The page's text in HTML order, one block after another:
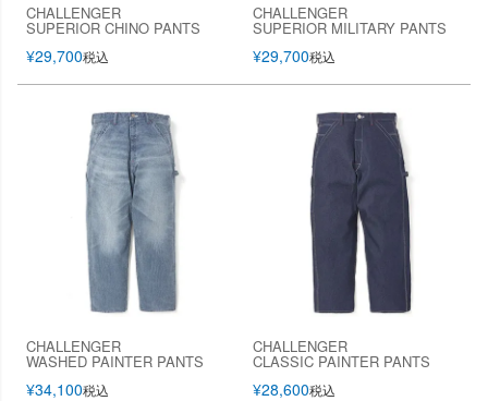
CHALLENGER
SUPERIOR CHINO PANTS
¥29,700税込
CHALLENGER
SUPERIOR MILITARY PANTS
¥29,700税込
CHALLENGER
WASHED PAINTER PANTS
¥34,100税込
CHALLENGER
CLASSIC PAINTER PANTS
¥28,600税込